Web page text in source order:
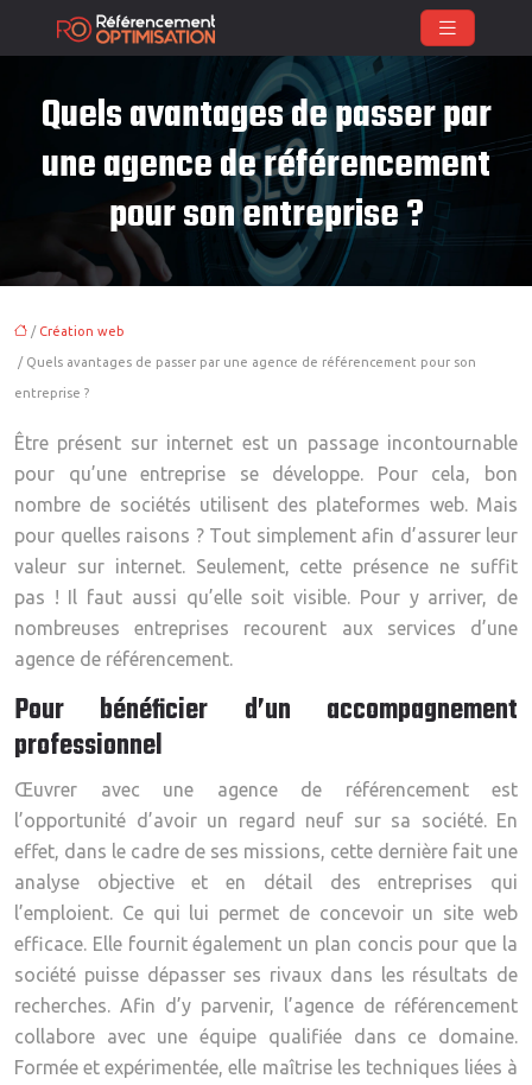
Quels avantages de passer par
une agence de référencement
pour son entreprise ?
/ Création web
/ Quels avantages de passer par une agence de référencement pour son
entreprise ?
Être présent sur internet est un passage incontournable
pour qu’une entreprise se développe. Pour cela, bon
nombre de sociétés utilisent des plateformes web. Mais
pour quelles raisons ? Tout simplement afin d’assurer leur
valeur sur internet. Seulement, cette présence ne suffit
pas ! Il faut aussi qu’elle soit visible. Pour y arriver, de
nombreuses entreprises recourent aux services d’une
agence de référencement.
Pour bénéficier d’un accompagnement
professionnel
Œuvrer avec une agence de référencement est
l’opportunité d’avoir un regard neuf sur sa société. En
effet, dans le cadre de ses missions, cette dernière fait une
analyse objective et en détail des entreprises qui
l’emploient. Ce qui lui permet de concevoir un site web
efficace. Elle fournit également un plan concis pour que la
société puisse dépasser ses rivaux dans les résultats de
recherches. Afin d’y parvenir, l’agence de référencement
collabore avec une équipe qualifiée dans ce domaine.
Formée et expérimentée, elle maîtrise les techniques liées à